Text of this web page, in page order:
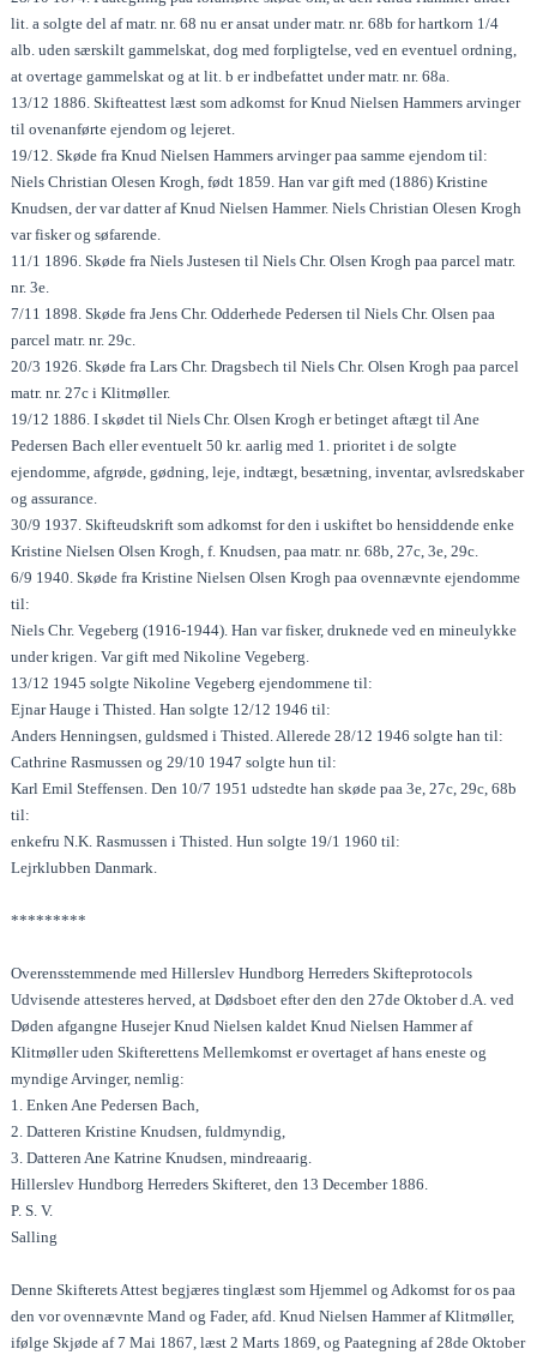
lit. a solgte del af matr. nr. 68 nu er ansat under matr. nr. 68b for hartkorn 1/4
alb. uden særskilt gammelskat, dog med forpligtelse, ved en eventuel ordning,
at overtage gammelskat og at lit. b er indbefattet under matr. nr. 68a.
13/12 1886. Skifteattest læst som adkomst for Knud Nielsen Hammers arvinger
til ovenanførte ejendom og lejeret.
19/12. Skøde fra Knud Nielsen Hammers arvinger paa samme ejendom til:
Niels Christian Olesen Krogh, født 1859. Han var gift med (1886) Kristine
Knudsen, der var datter af Knud Nielsen Hammer. Niels Christian Olesen Krogh
var fisker og søfarende.
11/1 1896. Skøde fra Niels Justesen til Niels Chr. Olsen Krogh paa parcel matr.
nr. 3e.
7/11 1898. Skøde fra Jens Chr. Odderhede Pedersen til Niels Chr. Olsen paa
parcel matr. nr. 29c.
20/3 1926. Skøde fra Lars Chr. Dragsbech til Niels Chr. Olsen Krogh paa parcel
matr. nr. 27c i Klitmøller.
19/12 1886. I skødet til Niels Chr. Olsen Krogh er betinget aftægt til Ane
Pedersen Bach eller eventuelt 50 kr. aarlig med 1. prioritet i de solgte
ejendomme, afgrøde, gødning, leje, indtægt, besætning, inventar, avlsredskaber
og assurance.
30/9 1937. Skifteudskrift som adkomst for den i uskiftet bo hensiddende enke
Kristine Nielsen Olsen Krogh, f. Knudsen, paa matr. nr. 68b, 27c, 3e, 29c.
6/9 1940. Skøde fra Kristine Nielsen Olsen Krogh paa ovennævnte ejendomme
til:
Niels Chr. Vegeberg (1916-1944). Han var fisker, druknede ved en mineulykke
under krigen. Var gift med Nikoline Vegeberg.
13/12 1945 solgte Nikoline Vegeberg ejendommene til:
Ejnar Hauge i Thisted. Han solgte 12/12 1946 til:
Anders Henningsen, guldsmed i Thisted. Allerede 28/12 1946 solgte han til:
Cathrine Rasmussen og 29/10 1947 solgte hun til:
Karl Emil Steffensen. Den 10/7 1951 udstedte han skøde paa 3e, 27c, 29c, 68b
til:
enkefru N.K. Rasmussen i Thisted. Hun solgte 19/1 1960 til:
Lejrklubben Danmark.
*********
Overensstemmende med Hillerslev Hundborg Herreders Skifteprotocols
Udvisende attesteres herved, at Dødsboet efter den den 27de Oktober d.A. ved
Døden afgangne Husejer Knud Nielsen kaldet Knud Nielsen Hammer af
Klitmøller uden Skifterettens Mellemkomst er overtaget af hans eneste og
myndige Arvinger, nemlig:
1. Enken Ane Pedersen Bach,
2. Datteren Kristine Knudsen, fuldmyndig,
3. Datteren Ane Katrine Knudsen, mindreaarig.
Hillerslev Hundborg Herreders Skifteret, den 13 December 1886.
P. S. V.
Salling
Denne Skifterets Attest begjæres tinglæst som Hjemmel og Adkomst for os paa
den vor ovennævnte Mand og Fader, afd. Knud Nielsen Hammer af Klitmøller,
ifølge Skjøde af 7 Mai 1867, læst 2 Marts 1869, og Paategning af 28de Oktober